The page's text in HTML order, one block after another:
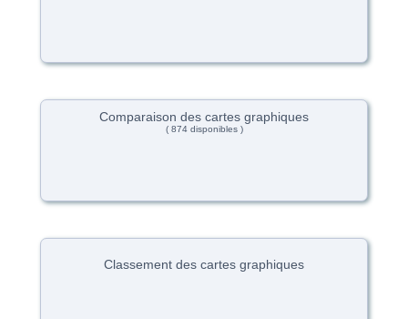
Comparaison des cartes graphiques
( 874 disponibles )
Classement des cartes graphiques